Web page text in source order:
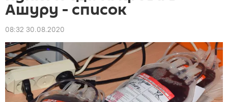
Ашуру - список
08:32 30.08.2020